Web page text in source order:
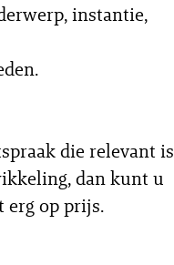
instantie,
die relevant is
dan kunt u
erg op prijs.